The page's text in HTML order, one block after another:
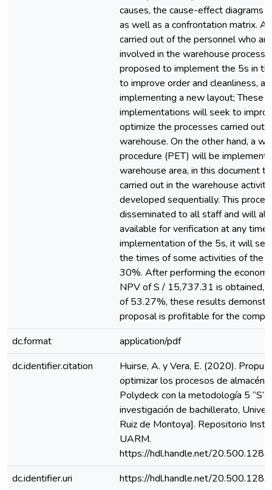
causes, the cause-effect diagrams
as well as a confrontation matrix. A
carried out of the personnel who
involved in the warehouse
proposed to implement the 5s in
to improve order and cleanliness,
implementing a new layout; These
implementations will seek to
optimize the processes carried out
warehouse. On the other hand, a
procedure (PET) will be
warehouse area, in this document
carried out in the warehouse
developed sequentially. This
disseminated to all staff and will
available for verification at any
implementation of the 5s, it will
the times of some activities of the
30%. After performing the
NPV of S / 15,737.31 is obtained,
of 53.27%, these results
proposal is profitable for the
dc.format
application/pdf
dc.identifier.citation
Huirse, A. y Vera, E. (2020).
optimizar los procesos de almacén
Polydeck con la metodología 5 “S”
investigación de bachillerato,
Ruiz de Montoya]. Repositorio
UARM.
https://hdl.handle.net/
dc.identifier.uri
https://hdl.handle.net/